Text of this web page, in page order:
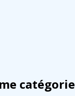
catégorie